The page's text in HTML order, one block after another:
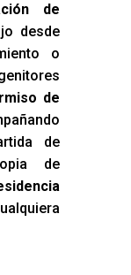
de
desde
o
de
de
de